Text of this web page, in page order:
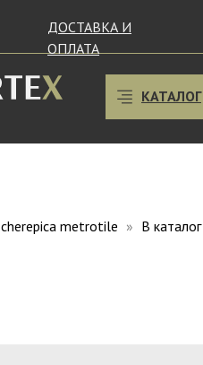
ДОСТАВКА И
ОПЛАТА
КАТАЛОГ
cherepica metrotile В каталог